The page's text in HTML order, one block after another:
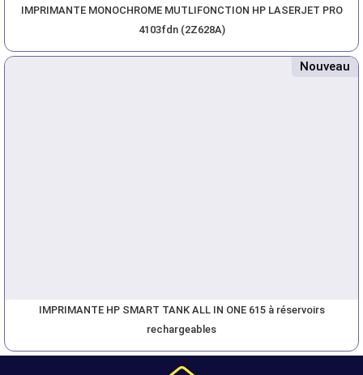
IMPRIMANTE MONOCHROME MUTLIFONCTION HP LASERJET PRO
4103fdn (2Z628A)
Nouveau
IMPRIMANTE HP SMART TANK ALL IN ONE 615 à réservoirs
rechargeables